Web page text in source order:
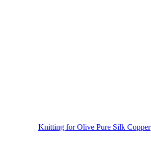
Knitting for Olive Pure Silk Copper